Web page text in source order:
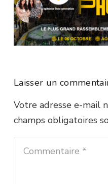
Laisser un
Votre adresse e-mail
champs obligatoires